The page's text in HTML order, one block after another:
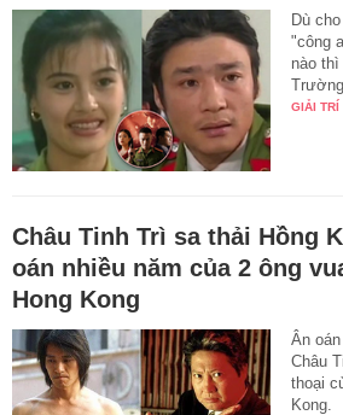
Dù
"công
nào
GIẢI TRÍ
Châu Tinh Trì sa thải Hồng
oán nhiều năm của 2 ông
Hong Kong
Ân
Châu
thoại
Kong.